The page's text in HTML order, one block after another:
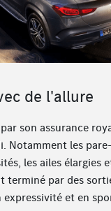
de l'allure
son assurance
Notamment les
les ailes élargies
terminé par des
expressivité et en